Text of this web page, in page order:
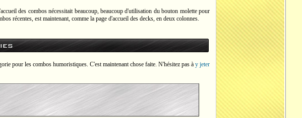
des combos nécessitait beaucoup, beaucoup d'utilisation du bouton molette pour
récentes, est maintenant, comme la page d'accueil des decks, en deux colonnes.
pour les combos humoristiques. C'est maintenant chose faite. N'hésitez pas ày jeter